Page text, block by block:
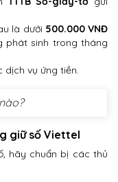
là dưới 500.000 VNĐ
phát sinh trong tháng
vụ ứng tiền.
giữ số Viettel
hãy chuẩn bị các thủ